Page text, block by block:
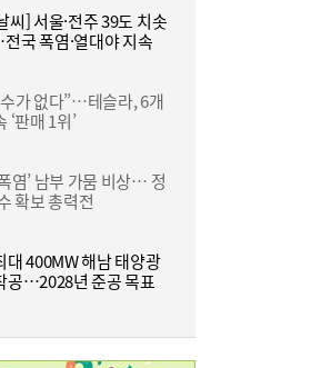
대하면 집값 오른다”…
설 정부 직격
백 사퇴’ 동의”…개혁신
개 요구
씨] 서울·전주 39도 치솟
국 폭염·열대야 지속
가 없다”…테슬라, 6개
‘판매 1위’
염’ 남부 가뭄 비상… 정
확보 총력전
대 400MW 해남 태양광
공…2028년 준공 목표